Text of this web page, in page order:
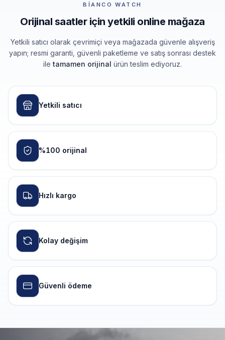
BIANCO WATCH
Orijinal saatler için yetkili online mağaza
Yetkili satıcı olarak çevrimiçi veya mağazada güvenle alışveriş
yapın; resmi garanti, güvenli paketleme ve satış sonrası destek
ile tamamen orijinal ürün teslim ediyoruz.
Yetkili satıcı
%100 orijinal
Hızlı kargo
Kolay değişim
Güvenli ödeme